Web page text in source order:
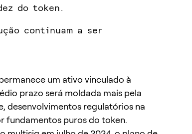
do token.
continuam a ser
um ativo vinculado à
prazo será moldada mais pela
desenvolvimentos regulatórios na
fundamentos puros do token.